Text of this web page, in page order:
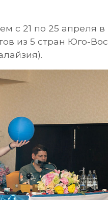
с 21 по 25 апреля в
из 5 стран Юго-